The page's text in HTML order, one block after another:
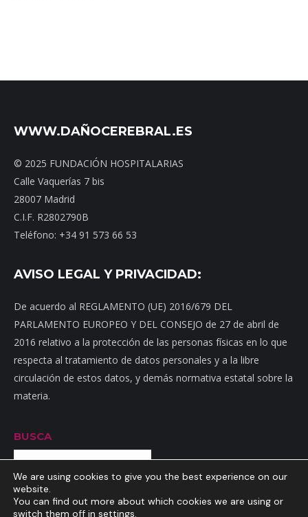
WWW.DAÑOCEREBRAL.ES
© 2025 FUNDACIÓN HOSPITALARIAS
Calle Vaquerías 7 bis
28007 Madrid
C.I.F. R2802790B
Teléfono: +34 91 573 66 53
AVISO LEGAL Y PRIVACIDAD:
De acuerdo al REGLAMENTO (UE) 2016/679 DEL
PARLAMENTO EUROPEO Y DEL CONSEJO de 27 de abril de
2016 relativo a la protección de las personas físicas en lo que
respecta al tratamiento de datos personales y a la libre
circulación de estos datos, y demás normativa estatal sobre la
materia.
BUSCA
Buscar
We are using cookies to give you the best experience on our
website.
You can find out more about which cookies we are using or
switch them off in settings.